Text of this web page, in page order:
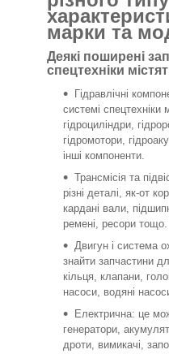
марки та
Деякі поширені
спецтехніки
Гідравлічні
системі спецтехніки
гідроциліндри,
гідромотори,
інші компоненти.
Трансмісія та
різні деталі, як-от
кардані вали,
ремені, ресори тощо.
Двигун і система
знайти запчастини
кільця, клапани,
насоси, водяні
Електрична: це
генератори,
дроти, вимикачі,